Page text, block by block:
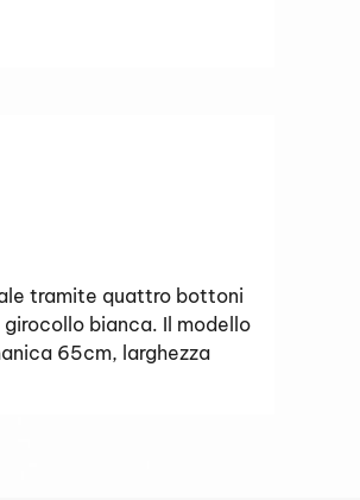
tramite quattro bottoni
bianca. Il modello
65cm, larghezza